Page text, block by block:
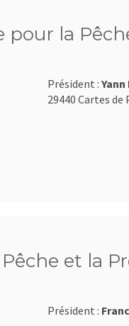
pour la
Président : Yann
29440 Cartes de
et la
Président :